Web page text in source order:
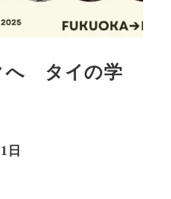
へ タイの学
日